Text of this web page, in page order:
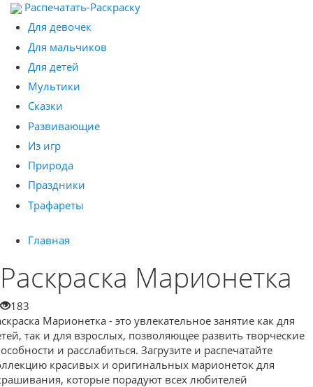
Распечатать-Раскраску
Для девочек
Для мальчиков
Для детей
Мультики
Сказки
Развивающие
Из игр
Природа
Праздники
Трафареты
Главная
Раскраска Марионетка
183
Марионетка - это увлекательное занятие как для
так и для взрослых, позволяющее развить творческие
и расслабиться. Загрузите и распечатайте
красивых и оригинальных марионеток для
которые порадуют всех любителей